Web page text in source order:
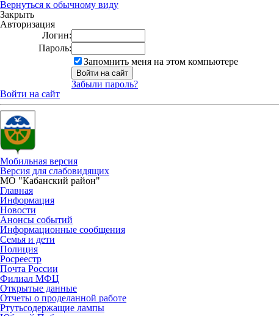
Вернуться к обычному виду
Закрыть
Авторизация
Логин:
Пароль:
Запомнить меня на этом компьютере
Забыли пароль?
Войти на сайт
Мобильная версия
Версия для слабовидящих
МО "Кабанский район"
Главная
Информация
Новости
Анонсы событий
Информационные сообщения
Семья и дети
Полиция
Росреестр
Почта России
Филиал МФЦ
Открытые данные
Отчеты о проделанной работе
Ртутьсодержащие лампы